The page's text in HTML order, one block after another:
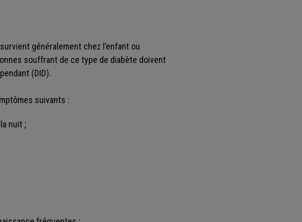
généralement chez l’enfant ou
souffrant de ce type de diabète doivent
(DID).
suivants :
nuit ;